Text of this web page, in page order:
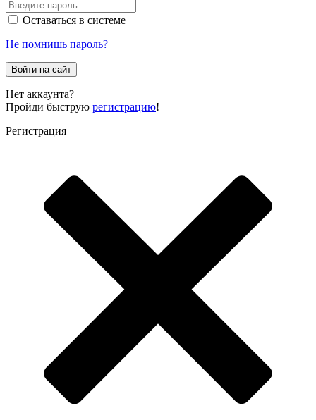
Оставаться в системе
Не помнишь пароль?
Войти на сайт
Нет аккаунта?
Пройди быструю регистрацию!
Регистрация